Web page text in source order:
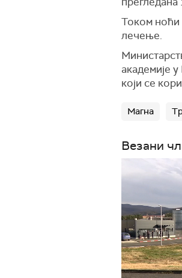
Током ноћи
лечење.
академије
који се
Магна
Везани